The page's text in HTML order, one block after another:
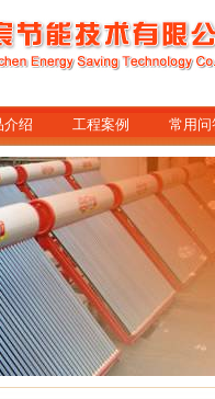
介绍 工程案例 常用问